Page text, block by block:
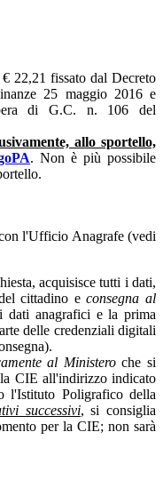
22,21 fissato dal Decreto
25 maggio 2016 e
di G.C. n. 106 del
allo sportello,
. Non è più possibile
l'Ufficio Anagrafe (vedi
acquisisce tutti i dati,
cittadino econsegna al
anagrafici e la prima
delle credenziali digitali
al Ministeroche si
CIE all'indirizzo indicato
l'Istituto Poligrafico della
successivi, si consiglia
per la CIE; non sarà